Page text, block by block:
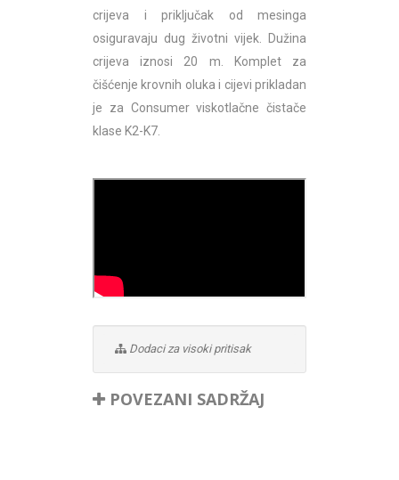
crijeva i priključak od mesinga
osiguravaju dug životni vijek. Dužina
crijeva iznosi 20 m. Komplet za
čišćenje krovnih oluka i cijevi prikladan
je za Consumer viskotlačne čistače
klase K2-K7.
Dodaci za visoki pritisak
POVEZANI SADRŽAJ